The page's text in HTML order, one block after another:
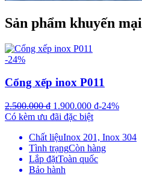
Sản phẩm khuyến mại
-24%
Cổng xếp inox P011
2.500.000₫ 1.900.000 ₫-24%
Có kèm ưu đãi đặc biệt
Chất liệuInox 201, Inox 304
Tình trạngCòn hàng
Lắp đặtToàn quốc
Bảo hành